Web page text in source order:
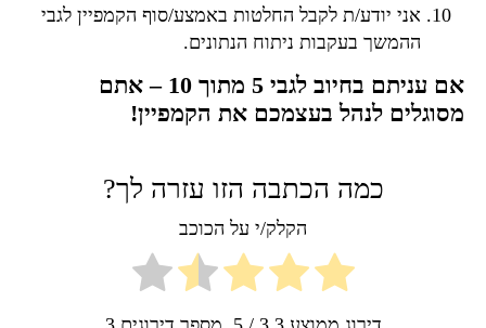
אני יודע/ת לקבל החלטות באמצע/סוף הקמפיין לגבי
ההמשך בעקבות ניתוח הנתונים.
אם עניתם בחיוב לגבי 5 מתוך 10 – אתם
מסוגלים לנהל בעצמכם את הקמפיין!
כמה הכתבה הזו עזרה לך?
הקלק/י על הכוכב